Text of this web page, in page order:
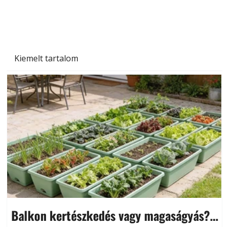
Kiemelt tartalom
Balkon kertészkedés vagy magaságyás?